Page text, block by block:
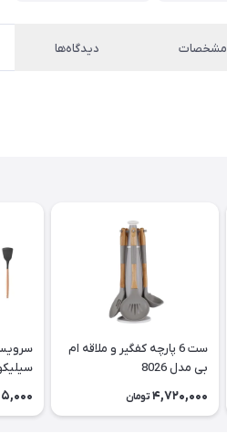
مشخصات دیدگاه‌ها
ست 6 پارچه کفگیر و ملاقه ام
بی مدل 8026
4,720,000 تومان